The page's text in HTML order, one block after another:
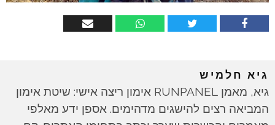
גיא חלמיש
גיא, מאמן RUNPANEL אימון ריצה אישי: שיטת אימון
המביאה רצים להישגים מדהימים. אספן ידע מאלפי